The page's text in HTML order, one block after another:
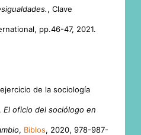
, Clave
pp.46-47, 2021.
de la sociología
El oficio del sociólogo en
, Biblos, 2020, 978-987-